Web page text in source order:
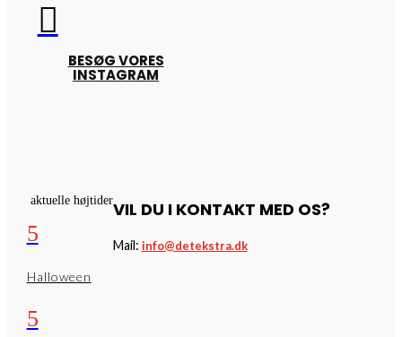

BESØG VORES
INSTAGRAM
aktuelle højtider
5
Halloween
5
VIL DU I KONTAKT MED OS?
Mail: info@detekstra.dk